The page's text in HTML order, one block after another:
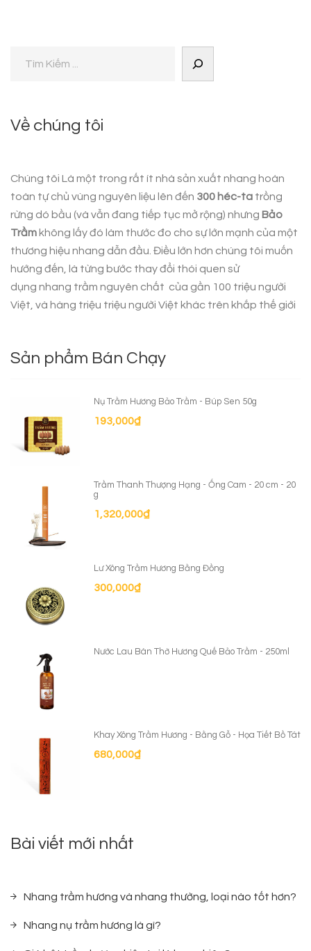
Về chúng tôi
Chúng tôi Là một trong rất ít nhà sản xuất nhang hoàn
toàn tự chủ vùng nguyên liệu lên đến 300 héc-ta trồng
rừng dó bầu (và vẫn đang tiếp tục mở rộng) nhưng Bảo
Trầm không lấy đó làm thước đo cho sự lớn mạnh của một
thương hiệu nhang dẫn đầu. Điều lớn hơn chúng tôi muốn
hướng đến, là từng bước thay đổi thói quen sử
dụng nhang trầm nguyên chất của gần 100 triệu người
Việt, và hàng triệu triệu người Việt khác trên khắp thế giới
Sản phẩm Bán Chạy
Nụ Trầm Hương Bảo Trầm - Búp Sen 50g
193,000₫
Trầm Thanh Thượng Hạng - Ống Cam - 20 cm - 20
g
1,320,000₫
Lư Xông Trầm Hương Bằng Đồng
300,000₫
Nước Lau Bàn Thờ Hương Quế Bảo Trầm - 250ml
Khay Xông Trầm Hương - Bằng Gỗ - Họa Tiết Bồ Tát
680,000₫
Bài viết mới nhất
Nhang trầm hương và nhang thường, loại nào tốt hơn?
Nhang nụ trầm hương là gì?